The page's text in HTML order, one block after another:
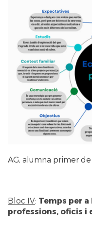
AG, alumna primer
Bloc IV: Temps per a
professions, oficis i